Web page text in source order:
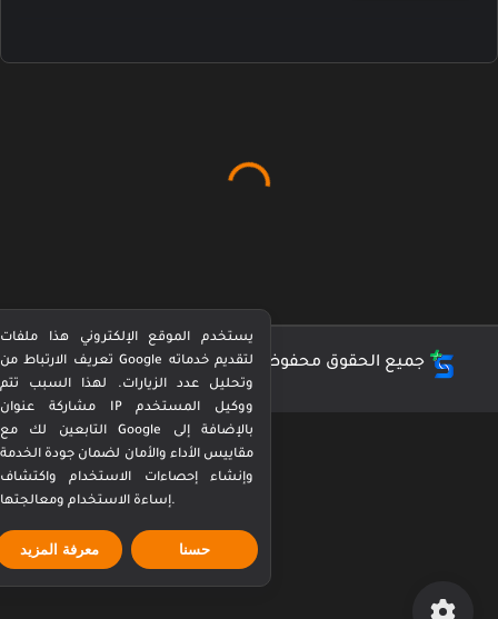
جميع الحقوق محفوظة © كورة بيرفكت Perfect Kora
يستخدم الموقع الإلكتروني هذا ملفات
تعريف الارتباط من Google لتقديم خدماته
وتحليل عدد الزيارات. لهذا السبب تتم
مشاركة عنوان IP ووكيل المستخدم
التابعين لك مع Google بالإضافة إلى
مقاييس الأداء والأمان لضمان جودة الخدمة
وإنشاء إحصاءات الاستخدام واكتشاف
معرفة المزيد حسنا